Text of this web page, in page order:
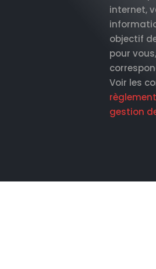
internet,
objectif
pour
Voir les
gestion